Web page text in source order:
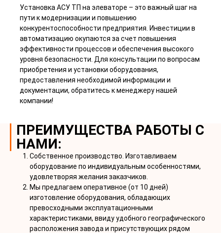
Установка АСУ ТП на элеваторе – это важный шаг на
пути к модернизации и повышению
конкурентоспособности предприятия. Инвестиции в
автоматизацию окупаются за счет повышения
эффективности процессов и обеспечения высокого
уровня безопасности. Для консультации по вопросам
приобретения и установки оборудования,
предоставления необходимой информации и
документации, обратитесь к менеджеру нашей
компании!
ПРЕИМУЩЕСТВА РАБОТЫ С
НАМИ:
Собственное производство. Изготавливаем
оборудование по индивидуальным особенностями,
удовлетворяя желания заказчиков.
Мы предлагаем оперативное (от 10 дней)
изготовление оборудования, обладающих
превосходными эксплуатационными
характеристиками, ввиду удобного географического
расположения завода и присутствующих рядом